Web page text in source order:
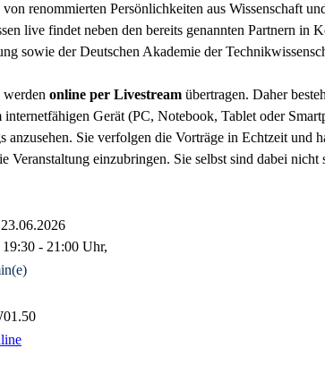
renommierten Persönlichkeiten aus Wissenschaft
live findet neben den bereits genannten Partnern in
sowie der Deutschen Akademie der
online per Livestream übertragen. Daher
internetfähigen Gerät (PC, Notebook, Tablet oder
anzusehen. Sie verfolgen die Vorträge in Echtzeit und
Veranstaltung einzubringen. Sie selbst sind dabei
- 21:00 Uhr,